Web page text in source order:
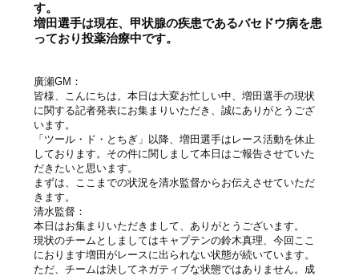
す。
増田選手は現在、甲状腺の疾患であるバセドウ病を患
っており投薬治療中です。
廣瀬GM：
皆様、こんにちは。本日は大変お忙しい中、増田選手の現状
に関する記者発表にお集まりいただき、誠にありがとうござ
います。
「ツール・ド・とちぎ」以降、増田選手はレース活動を休止
しております。その件に関しまして本日はご報告させていた
だきたいと思います。
まずは、ここまでの状況を清水監督からお伝えさせていただ
きます。
清水監督：
本日はお集まりいただきまして、ありがとうございます。
現状のチームとしましてはキャプテンの鈴木真理、今回ここ
におります増田がレースに出られない状態が続いています。
ただ、チームは決してネガティブな状態ではありません。成